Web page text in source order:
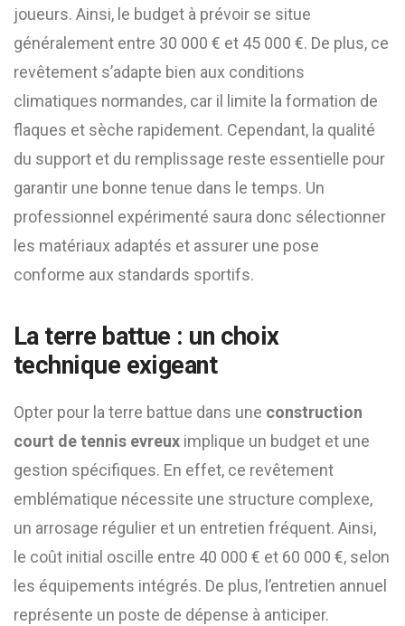
joueurs. Ainsi, le budget à prévoir se situe
généralement entre 30 000 € et 45 000 €. De plus, ce
revêtement s’adapte bien aux conditions
climatiques normandes, car il limite la formation de
flaques et sèche rapidement. Cependant, la qualité
du support et du remplissage reste essentielle pour
garantir une bonne tenue dans le temps. Un
professionnel expérimenté saura donc sélectionner
les matériaux adaptés et assurer une pose
conforme aux standards sportifs.
La terre battue : un choix
technique exigeant
Opter pour la terre battue dans une construction
court de tennis evreux implique un budget et une
gestion spécifiques. En effet, ce revêtement
emblématique nécessite une structure complexe,
un arrosage régulier et un entretien fréquent. Ainsi,
le coût initial oscille entre 40 000 € et 60 000 €, selon
les équipements intégrés. De plus, l’entretien annuel
représente un poste de dépense à anticiper.